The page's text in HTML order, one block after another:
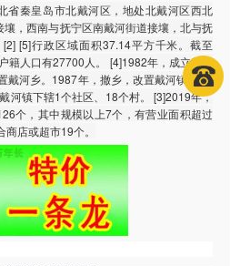
省秦皇岛市北戴河区，地处北戴河区西北
壤，西南与抚宁区南戴河街道接壤，北与抚
[5]行政区域面积37.14平方千米。截至
籍人口有27700人。 [4]1982年，成立戴河
戴河乡。1987年，撤乡，改置戴河镇。 [2]
河镇下辖1个社区、18个村。 [3]2019年，
个，其中规模以上7个，有营业面积超过
店或超市19个。